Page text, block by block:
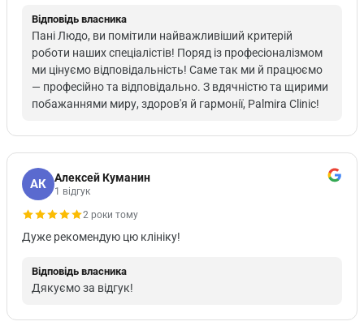
Відповідь власника
Пані Людо, ви помітили найважливіший критерій
роботи наших спеціалістів! Поряд із професіоналізмом
ми цінуємо відповідальність! Саме так ми й працюємо
— професійно та відповідально. З вдячністю та щирими
побажаннями миру, здоров'я й гармонії, Palmira Clinic!
АК Алексей Куманин
1 відгук
2 роки тому
Дуже рекомендую цю клініку!
Відповідь власника
Дякуємо за відгук!